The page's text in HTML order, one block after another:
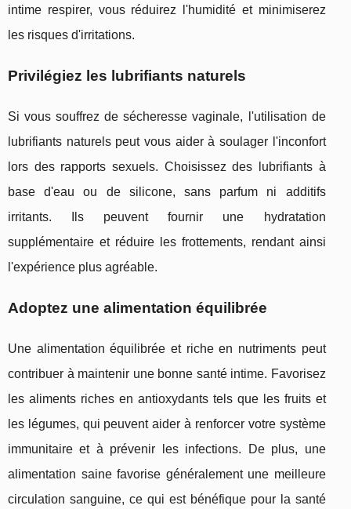
intime respirer, vous réduirez l'humidité et minimiserez
les risques d'irritations.
Privilégiez les lubrifiants naturels
Si vous souffrez de sécheresse vaginale, l'utilisation de
lubrifiants naturels peut vous aider à soulager l'inconfort
lors des rapports sexuels. Choisissez des lubrifiants à
base d'eau ou de silicone, sans parfum ni additifs
irritants. Ils peuvent fournir une hydratation
supplémentaire et réduire les frottements, rendant ainsi
l'expérience plus agréable.
Adoptez une alimentation équilibrée
Une alimentation équilibrée et riche en nutriments peut
contribuer à maintenir une bonne santé intime. Favorisez
les aliments riches en antioxydants tels que les fruits et
les légumes, qui peuvent aider à renforcer votre système
immunitaire et à prévenir les infections. De plus, une
alimentation saine favorise généralement une meilleure
circulation sanguine, ce qui est bénéfique pour la santé